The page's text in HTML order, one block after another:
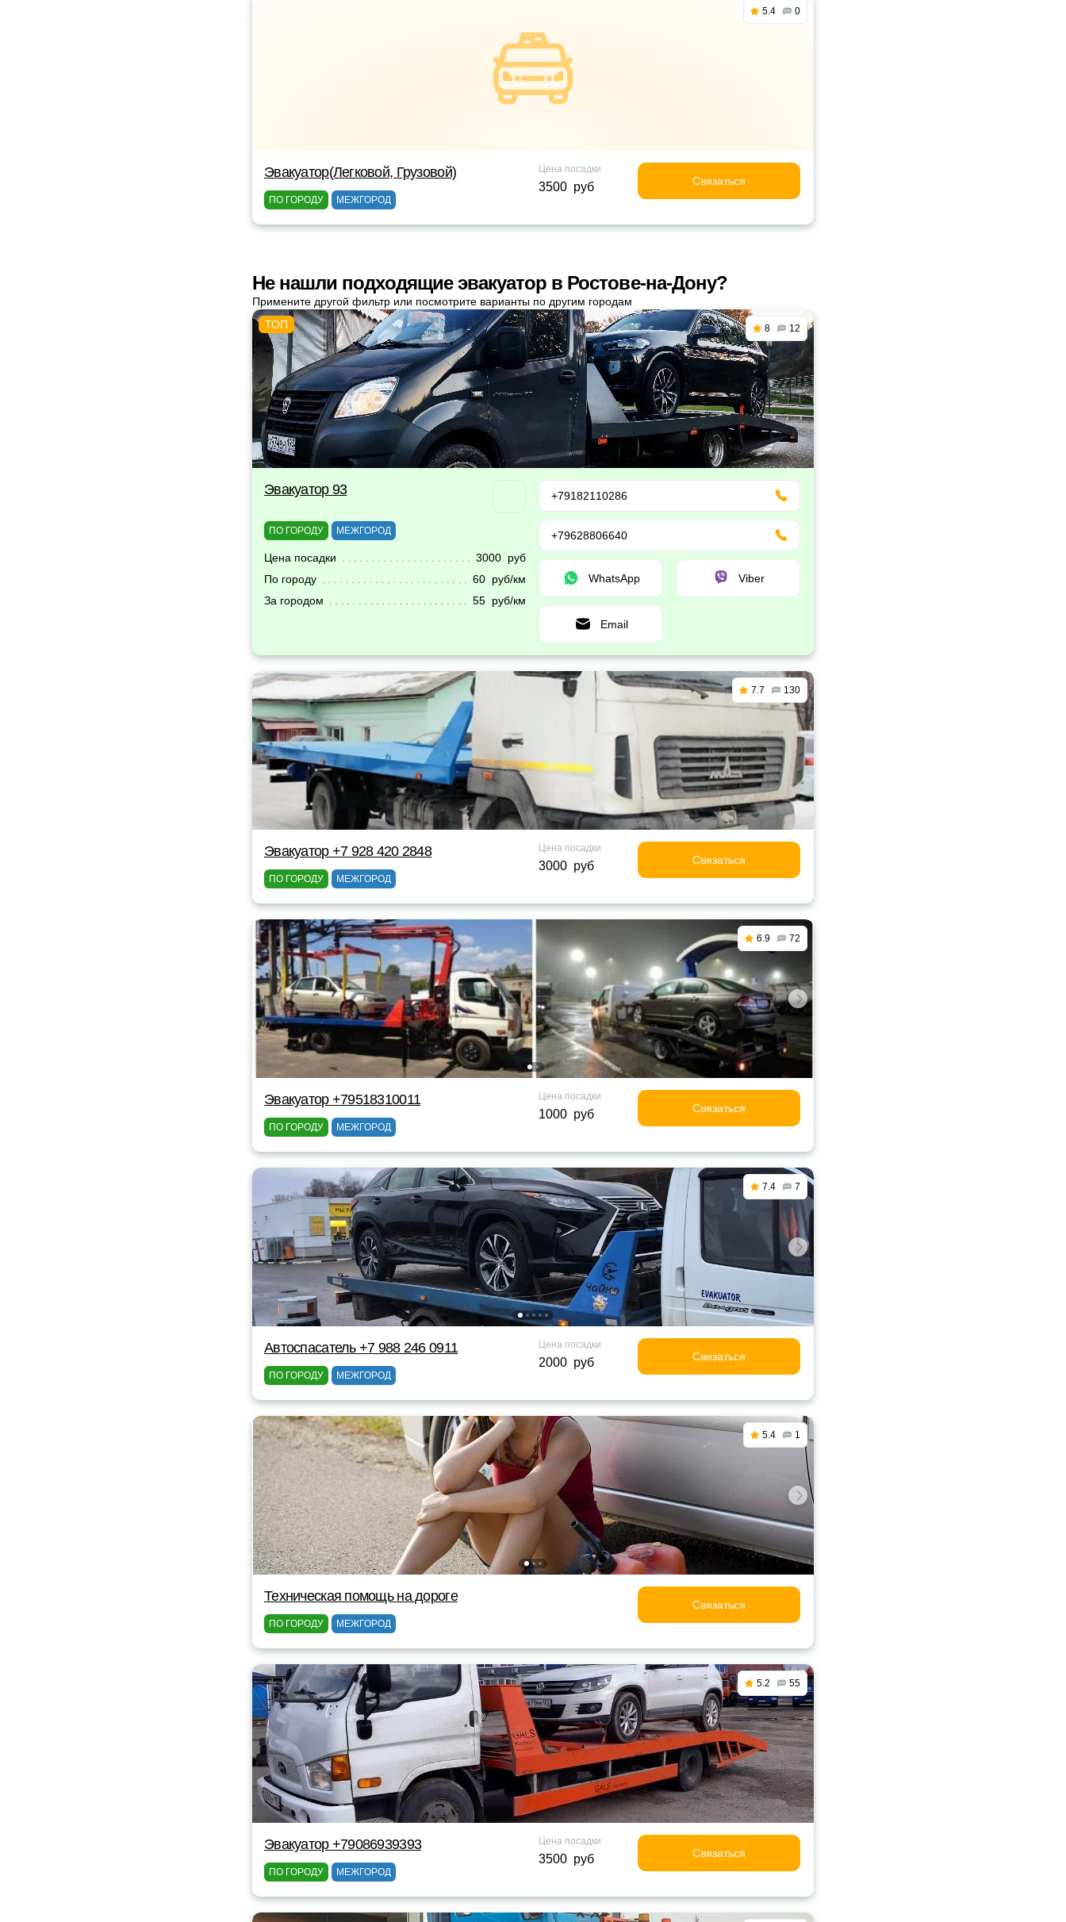
5.4 0
Эвакуатор(Легковой, Грузовой)
ПО ГОРОДУ МЕЖГОРОД
Цена посадки
3500 руб Связаться
Не нашли подходящие эвакуатор в Ростове-на-Дону?
Примените другой фильтр или посмотрите варианты по другим городам
8 12
Эвакуатор 93
ПО ГОРОДУ МЕЖГОРОД
Цена посадки
3000 руб
По городу
60 руб/км
За городом
55 руб/км
+79182110286
+79628806640
WhatsApp Viber
Email
7.7 130
Эвакуатор +7 928 420 2848
ПО ГОРОДУ МЕЖГОРОД
Цена посадки
3000 руб Связаться
6.9 72
Эвакуатор +79518310011
ПО ГОРОДУ МЕЖГОРОД
Цена посадки
1000 руб Связаться
7.4 7
Автоспасатель +7 988 246 0911
ПО ГОРОДУ МЕЖГОРОД
Цена посадки
2000 руб Связаться
5.4 1
Техническая помощь на дороге
ПО ГОРОДУ МЕЖГОРОД
Связаться
5.2 55
Эвакуатор +79086939393
ПО ГОРОДУ МЕЖГОРОД
Цена посадки
3500 руб Связаться